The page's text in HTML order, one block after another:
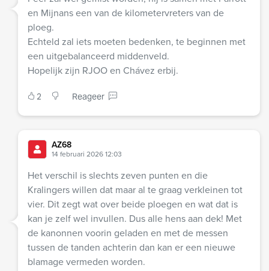
en Mijnans een van de kilometervreters van de
ploeg.
Echteld zal iets moeten bedenken, te beginnen met
een uitgebalanceerd middenveld.
Hopelijk zijn RJOO en Chávez erbij.
2 Reageer
AZ68
14 februari 2026 12:03
Het verschil is slechts zeven punten en die
Kralingers willen dat maar al te graag verkleinen tot
vier. Dit zegt wat over beide ploegen en wat dat is
kan je zelf wel invullen. Dus alle hens aan dek! Met
de kanonnen voorin geladen en met de messen
tussen de tanden achterin dan kan er een nieuwe
blamage vermeden worden.